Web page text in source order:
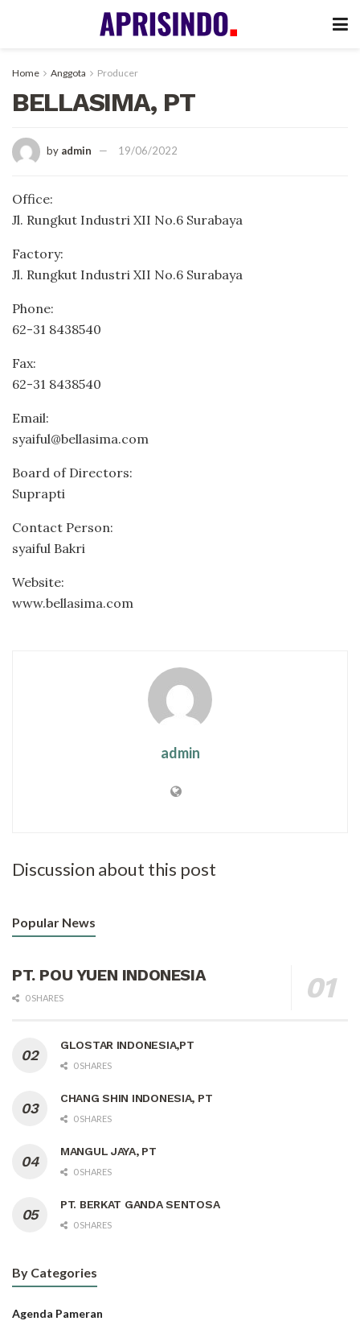
Home Anggota Producer
BELLASIMA, PT
by admin 19/06/2022
Office:
Jl. Rungkut Industri XII No.6 Surabaya
Factory:
Jl. Rungkut Industri XII No.6 Surabaya
Phone:
62-31 8438540
Fax:
62-31 8438540
Email:
syaiful@bellasima.com
Board of Directors:
Suprapti
Contact Person:
syaiful Bakri
Website:
www.bellasima.com
admin
Discussion about this post
Popular News
PT. POU YUEN INDONESIA
0 SHARES
GLOSTAR INDONESIA,PT
0 SHARES
CHANG SHIN INDONESIA, PT
0 SHARES
MANGUL JAYA, PT
0 SHARES
PT. BERKAT GANDA SENTOSA
0 SHARES
By Categories
Agenda Pameran